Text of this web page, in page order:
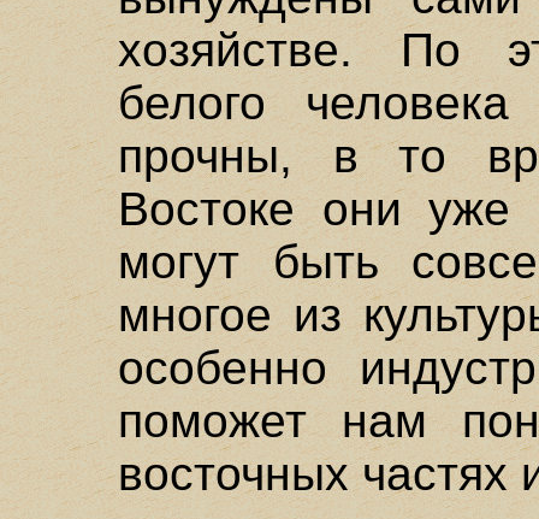
хозяйстве. По
белого
прочны, в то
Востоке они уже
могут быть
многое из
особенно
поможет нам
восточных